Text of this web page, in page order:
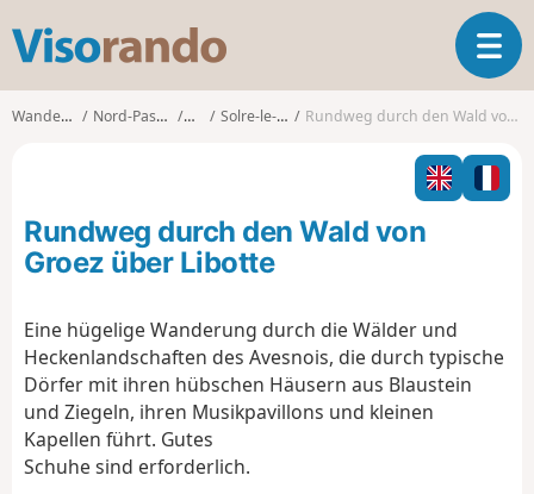
s
o
o
T
o
l
n
t
Wanderungen Nord-Pas-de-Calais NordSolre-le-Château Rundweg durch den Wald von Groez über Libotte
Rundweg durch den Wald von
Groez über Libotte
Eine hügelige Wanderung durch die Wälder und
Heckenlandschaften des Avesnois, die durch typische
Dörfer mit ihren hübschen Häusern aus Blaustein
und Ziegeln, ihren Musikpavillons und kleinen
Kapellen führt. Gutes
Schuhe sind erforderlich.